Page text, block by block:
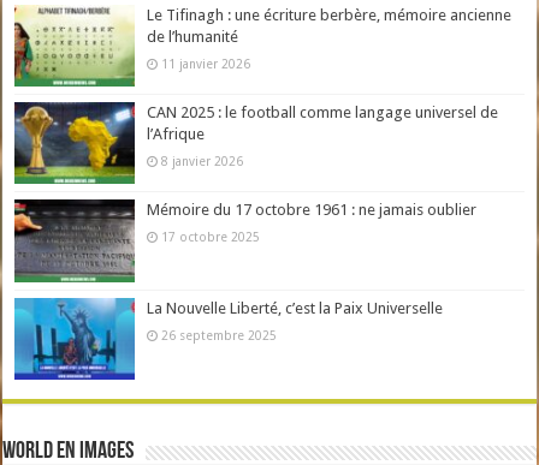
Le Tifinagh : une écriture berbère, mémoire ancienne
de l’humanité
11 janvier 2026
CAN 2025 : le football comme langage universel de
l’Afrique
8 janvier 2026
Mémoire du 17 octobre 1961 : ne jamais oublier
17 octobre 2025
La Nouvelle Liberté, c’est la Paix Universelle
26 septembre 2025
World en Images